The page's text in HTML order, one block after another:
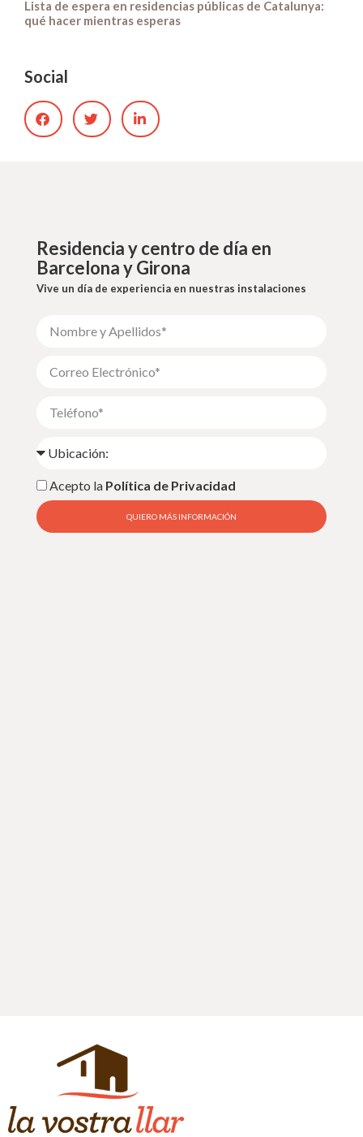
Lista de espera en residencias públicas de Catalunya:
qué hacer mientras esperas
Social
Residencia y centro de día en
Barcelona y Girona
Vive un día de experiencia en nuestras instalaciones
Acepto la Política de Privacidad
QUIERO MÁS INFORMACIÓN